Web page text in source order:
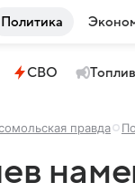
Политика
СВО
правда